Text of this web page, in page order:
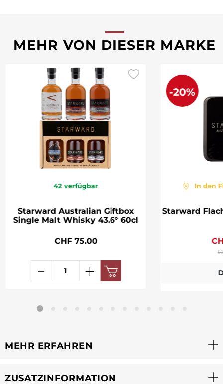
MEHR VON DIESER MARKE
42 verfügbar
Starward Australian Giftbox
Single Malt Whisky 43.6° 60cl
CHF 75.00
-20%
In den
Starward
MEHR ERFAHREN
ZUSATZINFORMATION